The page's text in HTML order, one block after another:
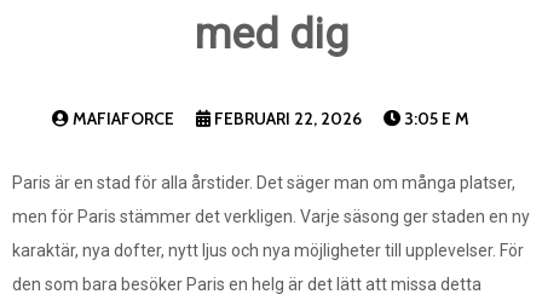
med dig
MAFIAFORCE FEBRUARI 22, 2026 3:05 E M
Paris är en stad för alla årstider. Det säger man om många platser,
men för Paris stämmer det verkligen. Varje säsong ger staden en ny
karaktär, nya dofter, nytt ljus och nya möjligheter till upplevelser. För
den som bara besöker Paris en helg är det lätt att missa detta